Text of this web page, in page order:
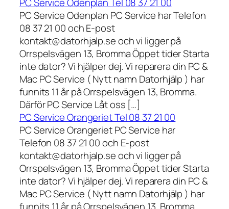
PC Service Odenplan Tel 08 37 21 00
PC Service Odenplan PC Service har Telefon
08 37 21 00 och E-post
kontakt@datorhjalp.se och vi ligger på
Orrspelsvägen 13, Bromma Öppet tider Starta
inte dator? Vi hjälper dej. Vi reparera din PC &
Mac PC Service ( Nytt namn Datorhjälp ) har
funnits 11 år på Orrspelsvägen 13, Bromma.
Därför PC Service Låt oss […]
PC Service Orangeriet Tel 08 37 21 00
PC Service Orangeriet PC Service har
Telefon 08 37 21 00 och E-post
kontakt@datorhjalp.se och vi ligger på
Orrspelsvägen 13, Bromma Öppet tider Starta
inte dator? Vi hjälper dej. Vi reparera din PC &
Mac PC Service ( Nytt namn Datorhjälp ) har